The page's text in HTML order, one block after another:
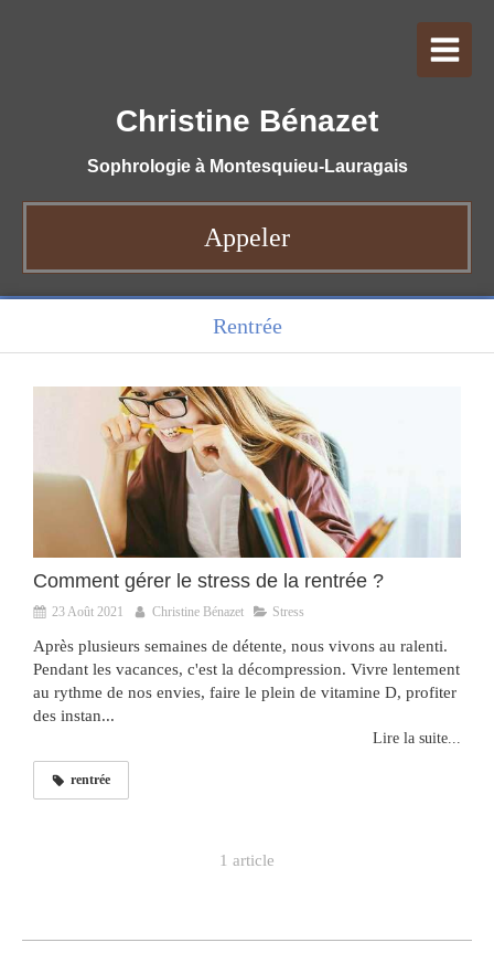
Christine Bénazet
Sophrologie à Montesquieu-Lauragais
Appeler
Rentrée
Comment gérer le stress de la rentrée ?
23 Août 2021 Christine Bénazet Stress
Après plusieurs semaines de détente, nous vivons au ralenti.
Pendant les vacances, c'est la décompression. Vivre lentement
au rythme de nos envies, faire le plein de vitamine D, profiter
des instan...
Lire la suite...
rentrée
1 article